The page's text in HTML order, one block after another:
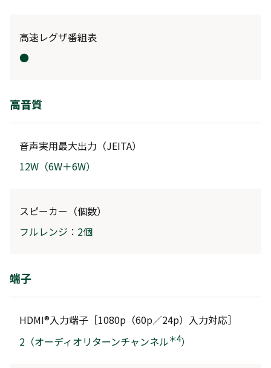
高速レグザ番組表
●
高音質
音声実用最大出力（JEITA）
12W（6W＋6W）
スピーカー（個数）
フルレンジ：2個
端子
HDMI®入力端子［1080p（60p／24p）入力対応］
2（オーディオリターンチャンネル＊4）